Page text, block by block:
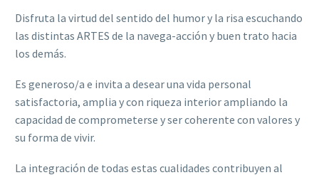
Disfruta la virtud del sentido del humor y la risa escuchando
las distintas ARTES de la navega-acción y buen trato hacia
los demás.
Es generoso/a e invita a desear una vida personal
satisfactoria, amplia y con riqueza interior ampliando la
capacidad de comprometerse y ser coherente con valores y
su forma de vivir.
La integración de todas estas cualidades contribuyen al